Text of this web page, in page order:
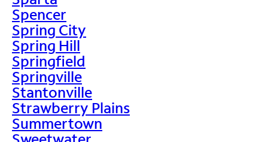
Spencer
Spring City
Spring Hill
Springfield
Springville
Stantonville
Strawberry Plains
Summertown